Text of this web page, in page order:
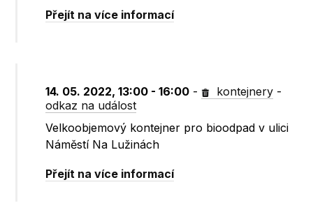
Přejít na více informací
14. 05. 2022, 13:00 - 16:00 - kontejnery -
odkaz na událost
Velkoobjemový kontejner pro bioodpad v ulici
Náměstí Na Lužinách
Přejít na více informací